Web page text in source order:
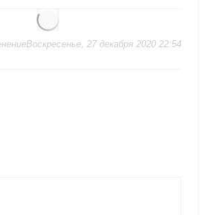
27 декабря 2020 22:54